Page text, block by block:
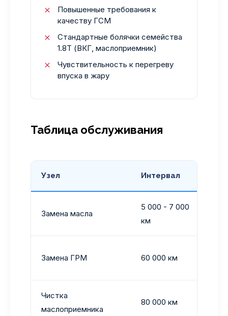
Повышенные требования к
качеству ГСМ
Стандартные болячки семейства
1.8Т (ВКГ, маслоприемник)
Чувствительность к перегреву
впуска в жару
Таблица обслуживания
Узел Интервал
Замена масла
5 000 - 7 000
км
Замена ГРМ 60 000 км
Чистка
маслоприемника
80 000 км